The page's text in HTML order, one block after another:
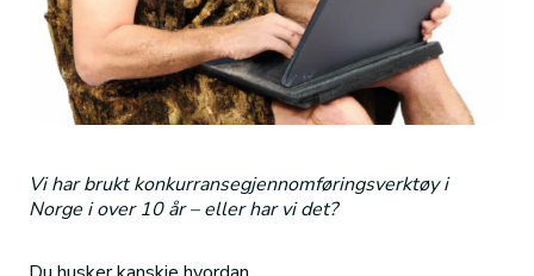
Vi har brukt konkurransegjennomføringsverktøy i
Norge i over 10 år – eller har vi det?